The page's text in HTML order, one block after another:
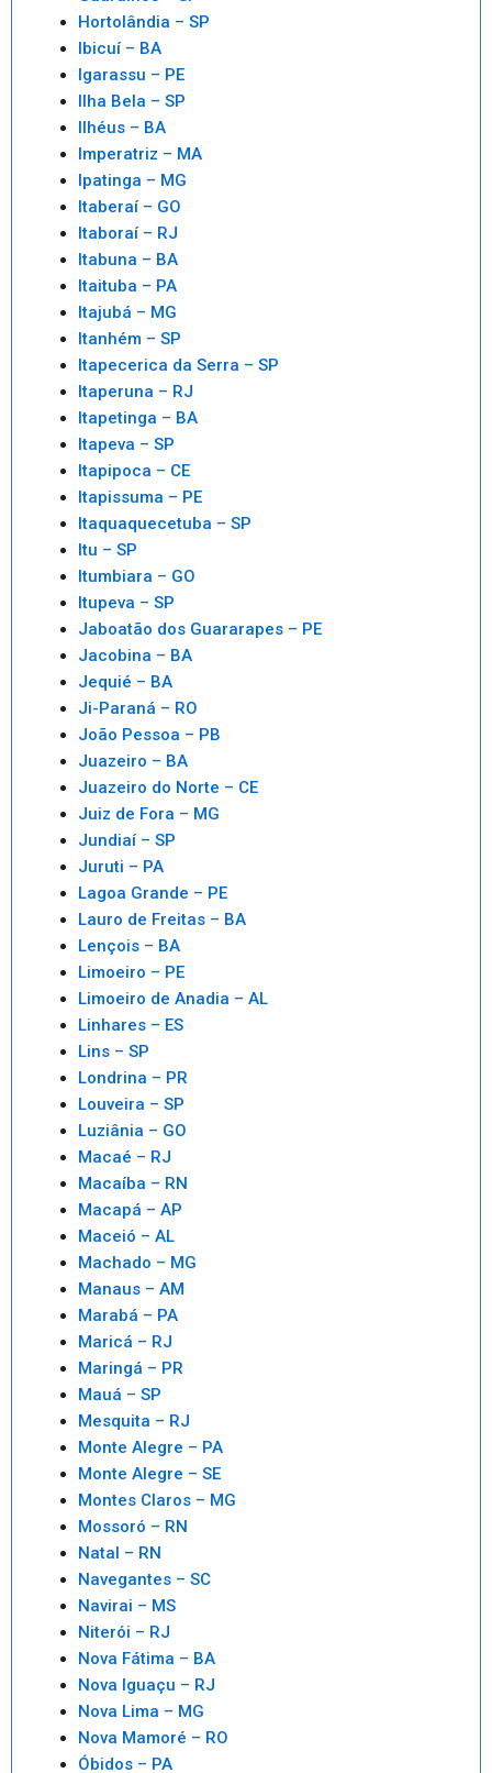
Hortolândia – SP
Ibicuí – BA
Igarassu – PE
Ilha Bela – SP
Ilhéus – BA
Imperatriz – MA
Ipatinga – MG
Itaberaí – GO
Itaboraí – RJ
Itabuna – BA
Itaituba – PA
Itajubá – MG
Itanhém – SP
Itapecerica da Serra – SP
Itaperuna – RJ
Itapetinga – BA
Itapeva – SP
Itapipoca – CE
Itapissuma – PE
Itaquaquecetuba – SP
Itu – SP
Itumbiara – GO
Itupeva – SP
Jaboatão dos Guararapes – PE
Jacobina – BA
Jequié – BA
Ji-Paraná – RO
João Pessoa – PB
Juazeiro – BA
Juazeiro do Norte – CE
Juiz de Fora – MG
Jundiaí – SP
Juruti – PA
Lagoa Grande – PE
Lauro de Freitas – BA
Lençois – BA
Limoeiro – PE
Limoeiro de Anadia – AL
Linhares – ES
Lins – SP
Londrina – PR
Louveira – SP
Luziânia – GO
Macaé – RJ
Macaíba – RN
Macapá – AP
Maceió – AL
Machado – MG
Manaus – AM
Marabá – PA
Maricá – RJ
Maringá – PR
Mauá – SP
Mesquita – RJ
Monte Alegre – PA
Monte Alegre – SE
Montes Claros – MG
Mossoró – RN
Natal – RN
Navegantes – SC
Navirai – MS
Niterói – RJ
Nova Fátima – BA
Nova Iguaçu – RJ
Nova Lima – MG
Nova Mamoré – RO
Óbidos – PA